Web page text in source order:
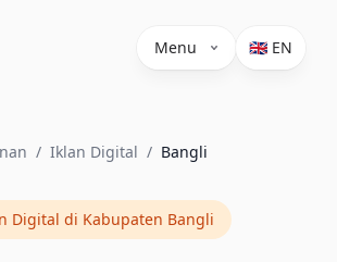
Menu 🇬🇧 EN
/ Iklan Digital / Bangli
Digital di Kabupaten Bangli